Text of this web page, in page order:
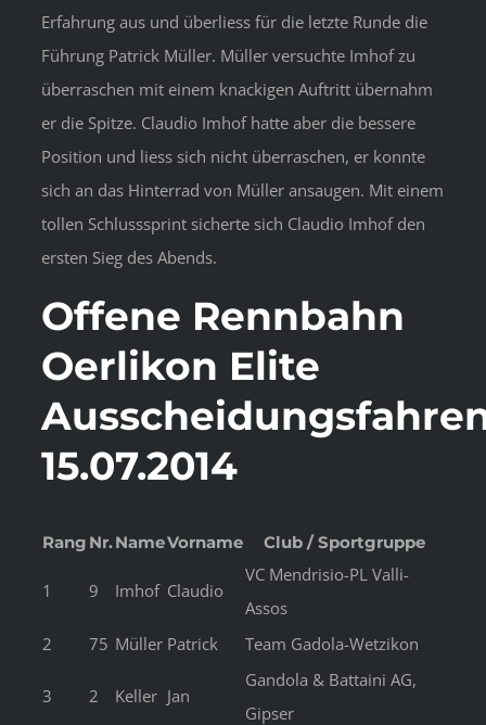
Erfahrung aus und überliess für die letzte Runde die
Führung Patrick Müller. Müller versuchte Imhof zu
überraschen mit einem knackigen Auftritt übernahm
er die Spitze. Claudio Imhof hatte aber die bessere
Position und liess sich nicht überraschen, er konnte
sich an das Hinterrad von Müller ansaugen. Mit einem
tollen Schlusssprint sicherte sich Claudio Imhof den
ersten Sieg des Abends.
Offene Rennbahn
Oerlikon Elite
15.07.2014
Rang Nr.NameVorname Club / Sportgruppe
1 9 Imhof Claudio
VC Mendrisio-PL Valli-
Assos
2
75 Müller Patrick Team Gadola-Wetzikon
3 2 Keller Jan
Gandola & Battaini AG,
Gipser